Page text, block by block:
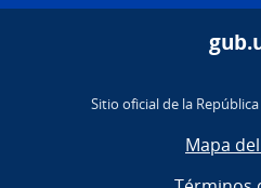
Sitio oficial de la
Mapa